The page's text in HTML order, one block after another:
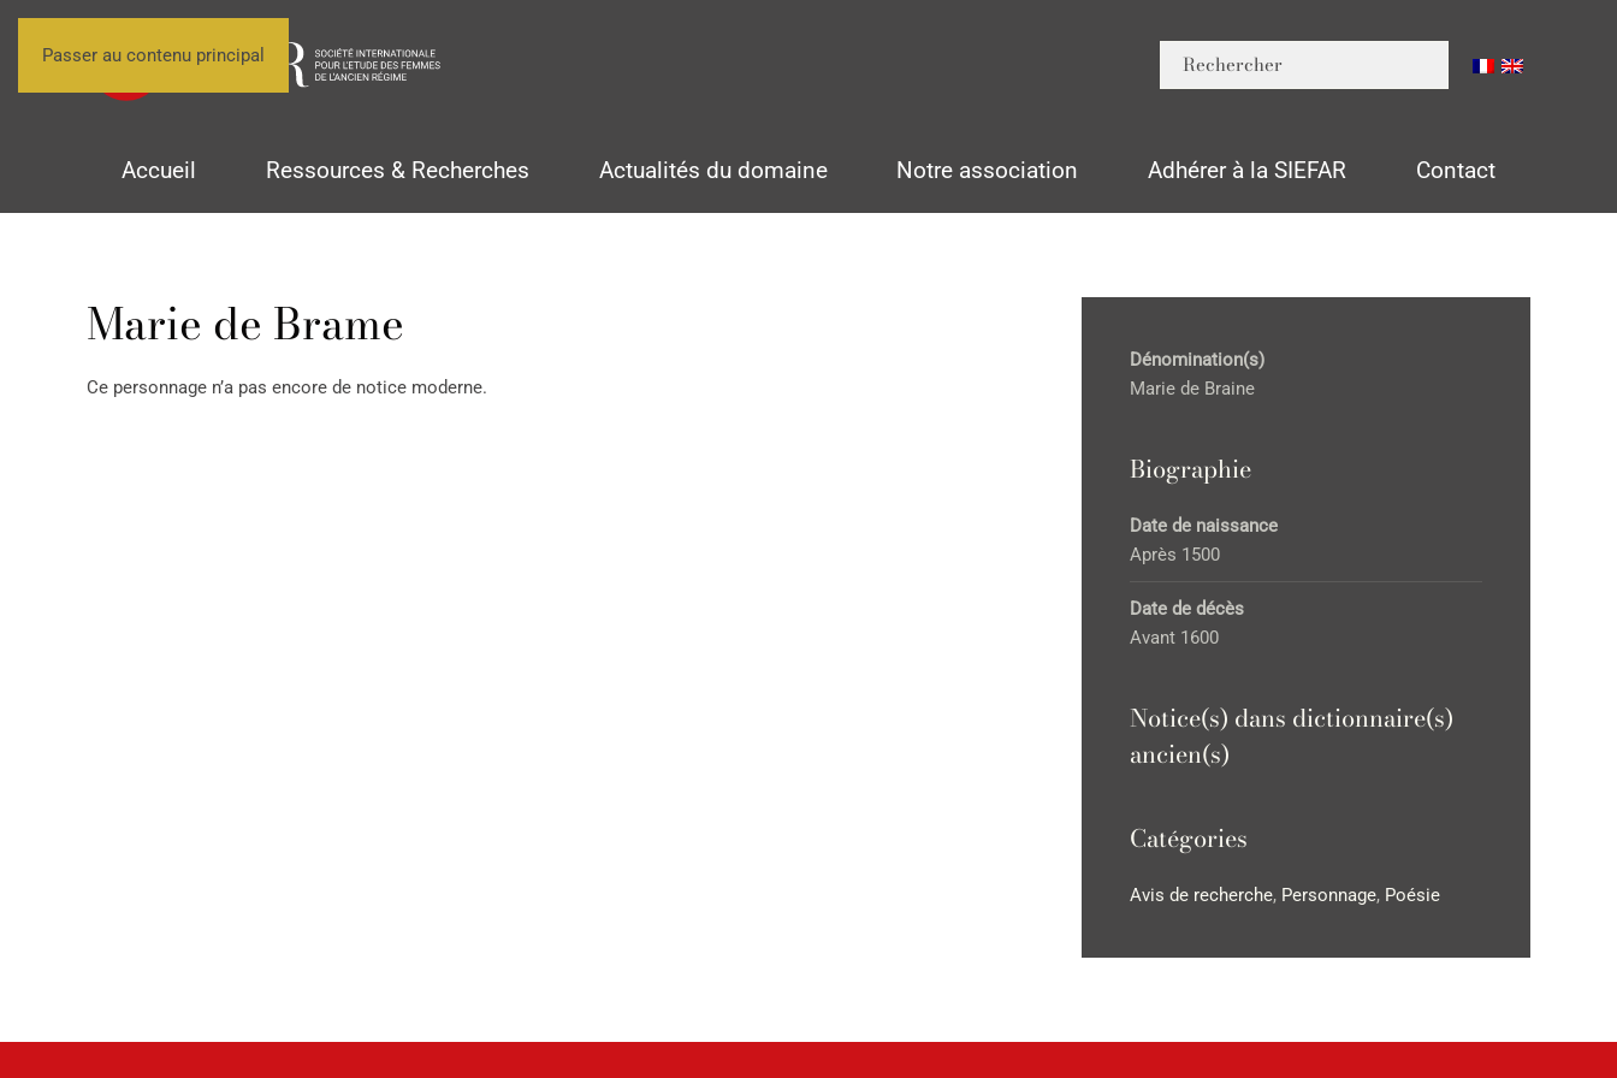
Passer au contenu principal
Accueil Ressources & Recherches Actualités du domaine Notre association Adhérer à la SIEFAR Contact
Marie de Brame
Ce personnage n’a pas encore de notice moderne.
Dénomination(s)
Marie de Braine
Biographie
Date de naissance
Après 1500
Date de décès
Avant 1600
Notice(s) dans dictionnaire(s)
ancien(s)
Catégories
Avis de recherche, Personnage, Poésie